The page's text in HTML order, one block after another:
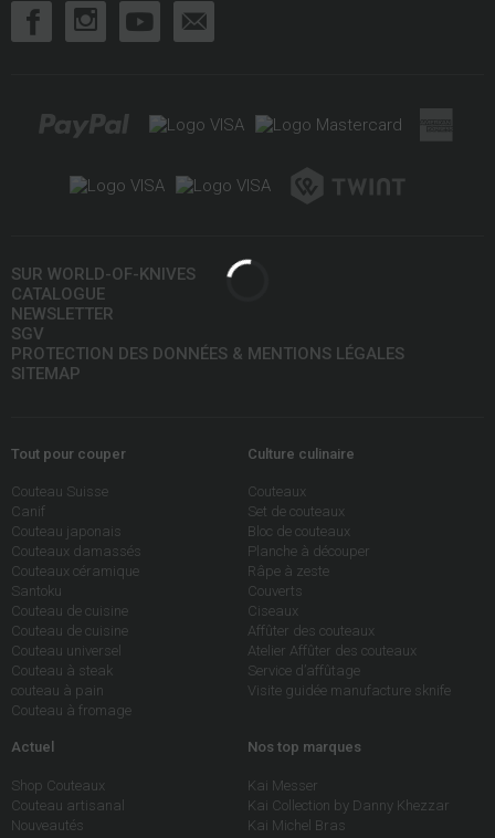
SUR WORLD-OF-KNIVES
CATALOGUE
NEWSLETTER
SGV
PROTECTION DES DONNÉES & MENTIONS LÉGALES
SITEMAP
Tout pour couper
Couteau Suisse
Canif
Couteau japonais
Couteaux damassés
Couteaux céramique
Santoku
Couteau de cuisine
Couteau de cuisine
Couteau universel
Couteau à steak
couteau à pain
Couteau à fromage
Culture culinaire
Couteaux
Set de couteaux
Bloc de couteaux
Planche à découper
Râpe à zeste
Couverts
Ciseaux
Affûter des couteaux
Atelier Affûter des couteaux
Service d’affûtage
Visite guidée manufacture sknife
Actuel
Shop Couteaux
Couteau artisanal
Nouveautés
Nos top marques
Kai Messer
Kai Collection by Danny Khezzar
Kai Michel Bras